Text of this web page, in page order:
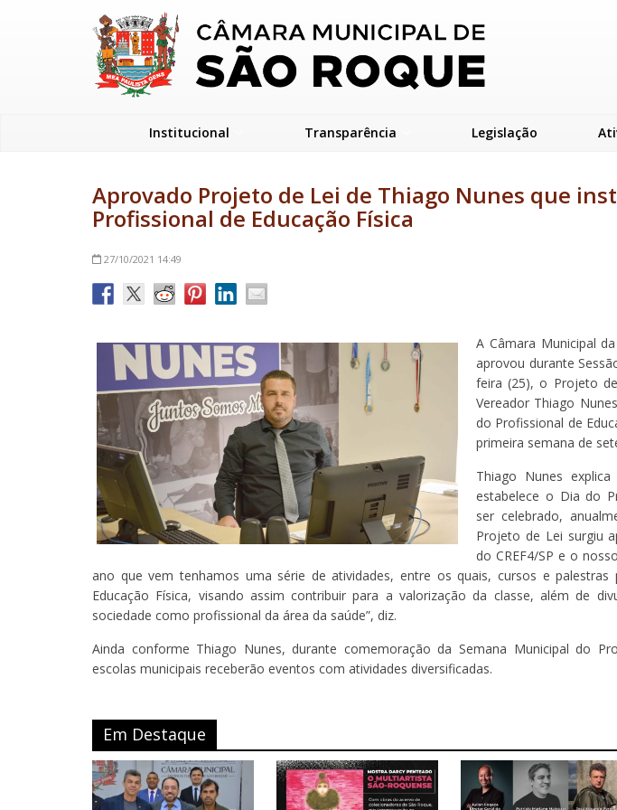
Institucional Transparência Legislação
Aprovado Projeto de Lei de Thiago Nunes que
Profissional de Educação Física
27/10/2021 14:49
A Câmara Municipal
aprovou durante
feira (25), o Projeto
Vereador Thiago
do Profissional de
primeira semana de
Thiago Nunes
estabelece o Dia do
ser celebrado,
Projeto de Lei surgiu
do CREF4/SP e o
ano que vem tenhamos uma série de atividades, entre os quais, cursos e
Educação Física, visando assim contribuir para a valorização da classe, além de
sociedade como profissional da área da saúde”, diz.
Ainda conforme Thiago Nunes, durante comemoração da Semana Municipal do
escolas municipais receberão eventos com atividades diversificadas.
Em Destaque